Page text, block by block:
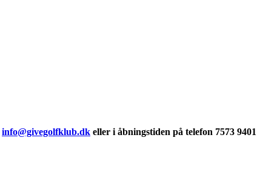
info@givegolfklub.dk eller i åbningstiden på telefon 7573 9401